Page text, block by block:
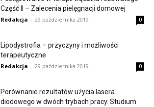
Część II – Zalecenia pielęgnacji domowej
Redakcja - 29 października 2019 0
Lipodystrofia – przyczyny i możliwości
terapeutyczne
Redakcja - 29 października 2019 0
Porównanie rezultatów użycia lasera
diodowego w dwóch trybach pracy. Studium